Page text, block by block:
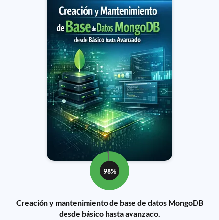
98%
Creación y mantenimiento de base de datos MongoDB
desde básico hasta avanzado.